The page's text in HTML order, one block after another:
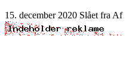
15. december 2020 Slået fra Af